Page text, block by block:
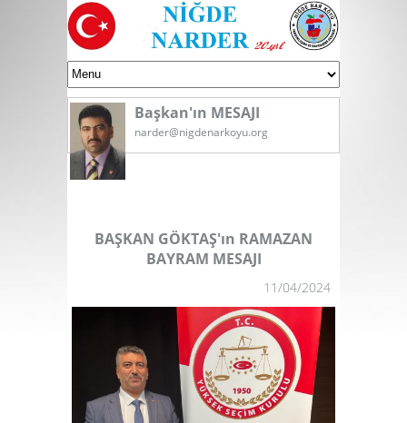
Başkan'ın MESAJI
narder@nigdenarkoyu.org
BAŞKAN GÖKTAŞ'ın RAMAZAN
BAYRAM MESAJI
11/04/2024